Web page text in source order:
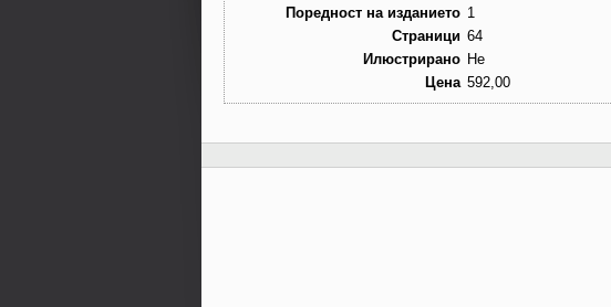
Поредност на изданието 1
Страници 64
Илюстрирано Не
Цена 592,00